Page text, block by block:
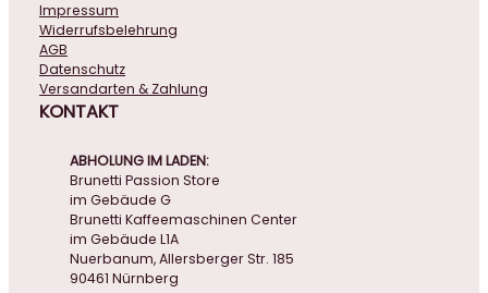
Impressum
Widerrufsbelehrung
AGB
Datenschutz
Versandarten & Zahlung
KONTAKT
ABHOLUNG IM LADEN:
Brunetti Passion Store
im Gebäude G
Brunetti Kaffeemaschinen Center
im Gebäude L1A
Nuerbanum, Allersberger Str. 185
90461 Nürnberg